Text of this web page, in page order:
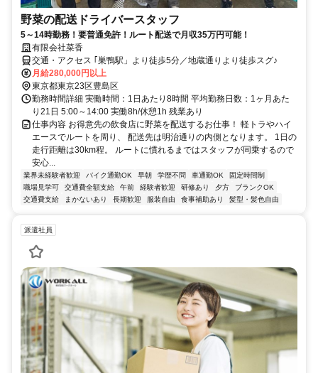
野菜の配送ドライバースタッフ
5～14時勤務！要普通免許！ルート配送で月収35万円可能！
有限会社菜香
交通・アクセス ｢巣鴨駅」より徒歩5分／地蔵通りより徒歩スグ♪
月給280,000円以上
東京都東京23区豊島区
勤務時間詳細 実働時間：1日あたり8時間 平均勤務日数：1ヶ月あた
り21日 5:00～14:00 実働8h/休憩1h 残業あり
仕事内容 お得意先の飲食店に野菜を配送するお仕事！ 軽トラやハイ
エースでルートを周り、 配送先は明治通りの内側となります。 1日の
走行距離は30km程。 ルートに慣れるまではスタッフが同乗するので
安心...
業界未経験者歓迎 バイク通勤OK 早朝 学歴不問 車通勤OK
固定時間制
職場見学可
交通費全額支給 午前 経験者歓迎 研修あり 夕方
ブランクOK
交通費支給
まかないあり 長期歓迎 服装自由 食事補助あり 髪型・髪色自由
派遣社員